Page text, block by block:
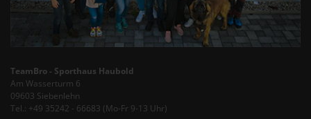
TeamBro - Sporthaus Haubold
Am Wasserturm 6
09603 Siebenlehn
Tel.: +49 35242 - 66683 (Mo-Fr 9-13 Uhr)